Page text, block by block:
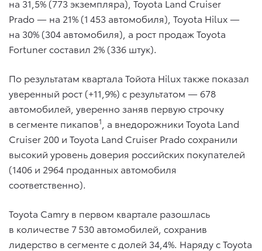
на 31,5% (773 экземпляра), Toyota Land Cruiser
Prado — на 21% (1 453 автомобиля), Toyota Hilux —
на 30% (304 автомобиля), а рост продаж Toyota
Fortuner составил 2% (336 штук).
По результатам квартала Тойота Hilux также показал
уверенный рост (+11,9%) с результатом — 678
автомобилей, уверенно заняв первую строчку
в сегменте пикапов1
, а внедорожники Toyota Land
Cruiser 200 и Toyota Land Cruiser Prado сохранили
высокий уровень доверия российских покупателей
(1406 и 2964 проданных автомобиля
соответственно).
Toyota Camry в первом квартале разошлась
в количестве 7 530 автомобилей, сохранив
лидерство в сегменте с долей 34,4%. Наряду с Toyota